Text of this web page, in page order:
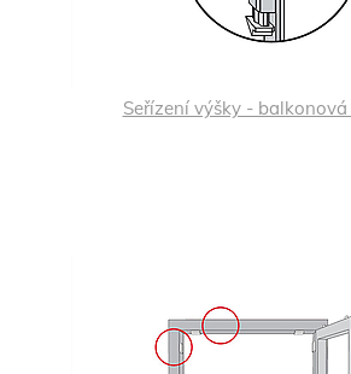
Seřízení výšky -